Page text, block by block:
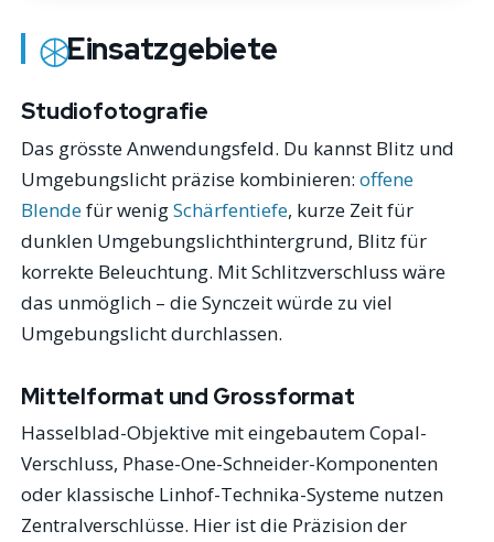
Einsatzgebiete
Studiofotografie
Das grösste Anwendungsfeld. Du kannst Blitz und
Umgebungslicht präzise kombinieren:offene
Blendefür wenigSchärfentiefe, kurze Zeit für
dunklen Umgebungslichthintergrund, Blitz für
korrekte Beleuchtung. Mit Schlitzverschluss wäre
das unmöglich – die Synczeit würde zu viel
Umgebungslicht durchlassen.
Mittelformat und Grossformat
Hasselblad-Objektive mit eingebautem Copal-
Verschluss, Phase-One-Schneider-Komponenten
oder klassische Linhof-Technika-Systeme nutzen
Zentralverschlüsse. Hier ist die Präzision der